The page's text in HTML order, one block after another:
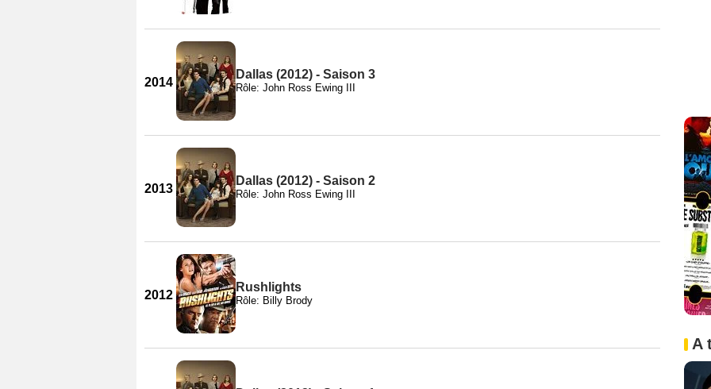
2014
Dallas (2012) - Saison 3
Rôle: John Ross Ewing III
2013
Dallas (2012) - Saison 2
Rôle: John Ross Ewing III
2012
Rushlights
Rôle: Billy Brody
A